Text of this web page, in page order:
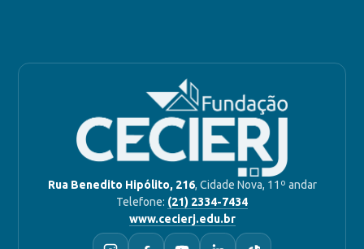
Rua Benedito Hipólito, 216, Cidade Nova, 11º andar
Telefone: (21) 2334-7434
www.cecierj.edu.br